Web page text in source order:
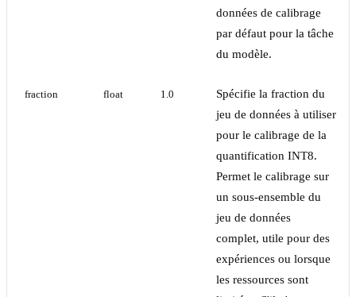
données de calibrage
par défaut pour la tâche
du modèle.
fraction float 1.0
Spécifie la fraction du
jeu de données à utiliser
pour le calibrage de la
quantification INT8.
Permet le calibrage sur
un sous-ensemble du
jeu de données
complet, utile pour des
expériences ou lorsque
les ressources sont